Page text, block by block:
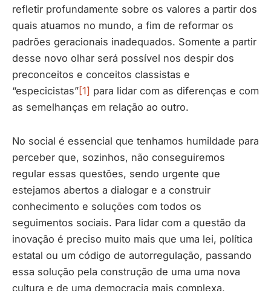
refletir profundamente sobre os valores a partir dos
quais atuamos no mundo, a fim de reformar os
padrões geracionais inadequados. Somente a partir
desse novo olhar será possível nos despir dos
preconceitos e conceitos classistas e
“especicistas”[1] para lidar com as diferenças e com
as semelhanças em relação ao outro.
No social é essencial que tenhamos humildade para
perceber que, sozinhos, não conseguiremos
regular essas questões, sendo urgente que
estejamos abertos a dialogar e a construir
conhecimento e soluções com todos os
seguimentos sociais. Para lidar com a questão da
inovação é preciso muito mais que uma lei, política
estatal ou um código de autorregulação, passando
essa solução pela construção de uma uma nova
cultura e de uma democracia mais complexa,